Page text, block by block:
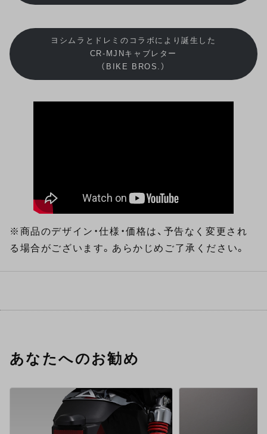
ヨシムラとドレミのコラボにより誕生した
CR-MJNキャブレター
（BIKE BROS.）
※商品のデザイン・仕様・価格は、予告なく変更され
る場合がございます。あらかじめご了承ください。
あなたへのお勧め